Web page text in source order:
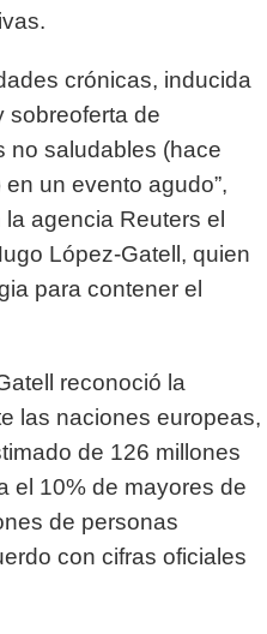
crónicas, inducida
sobreoferta de
no saludables (hace
un evento agudo”,
agencia Reuters el
López-Gatell, quien
para contener el
reconoció la
las naciones europeas,
de 126 millones
el 10% de mayores de
de personas
con cifras oficiales